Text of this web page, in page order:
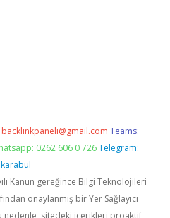
backlinkpaneli@gmail.com Teams:
0262 606 0 726 Telegram:
Kanun gereğince Bilgi Teknolojileri
onaylanmış bir Yer Sağlayıcı
nedenle, sitedeki içerikleri proaktif